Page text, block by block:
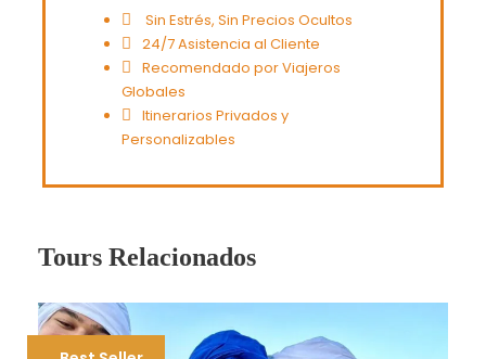
Sin Estrés, Sin Precios Ocultos
24/7 Asistencia al Cliente
Recomendado por Viajeros
Globales
Itinerarios Privados y
Personalizables
Tours Relacionados